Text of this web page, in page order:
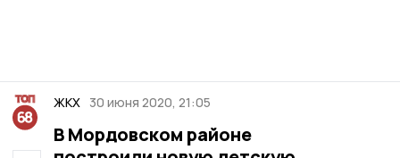
ЖКХ 30 июня 2020, 21:05
В Мордовском районе